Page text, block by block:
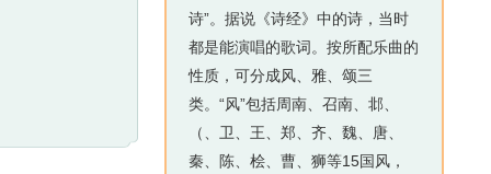
诗”。据说《诗经》中的诗，当时
都是能演唱的歌词。按所配乐曲的
性质，可分成风、雅、颂三
类。“风”包括周南、召南、邶、
（、卫、王、郑、齐、魏、唐、
秦、陈、桧、曹、狮等15国风，